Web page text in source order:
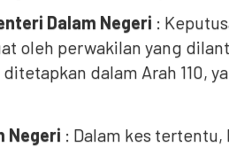
Dalam Negeri :
oleh perwakilan yang
dalam Arah 110,
Negeri : Dalam kes